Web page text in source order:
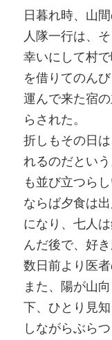
日暮れ時、山
人隊一行は、
幸いにして村
を借りてのん
運んで来た宿
らされた。
折しもその日
れるのだとい
も並び立つらし
ならば夕食は
になり、七人
んだ後で、好
数日前より医
また、陽が山
下、ひとり見
しながらぶら